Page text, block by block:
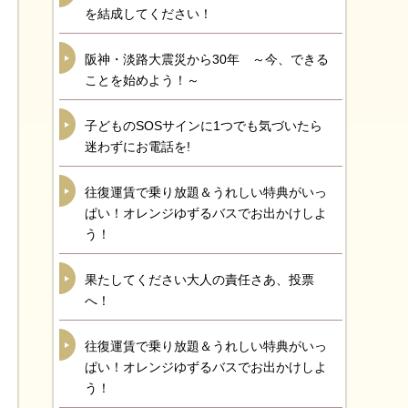
を結成してください！
阪神・淡路大震災から30年 ～今、できる
ことを始めよう！～
子どものSOSサインに1つでも気づいたら
迷わずにお電話を!
往復運賃で乗り放題＆うれしい特典がいっ
ぱい！オレンジゆずるバスでお出かけしよ
う！
果たしてください大人の責任さあ、投票
へ！
往復運賃で乗り放題＆うれしい特典がいっ
ぱい！オレンジゆずるバスでお出かけしよ
う！